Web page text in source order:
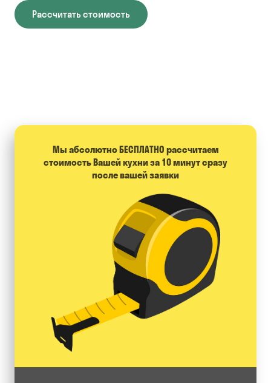
Рассчитать стоимость
Мы абсолютно БЕСПЛАТНО расcчитаем
стоимость Вашей кухни за 10 минут сразу
после вашей заявки